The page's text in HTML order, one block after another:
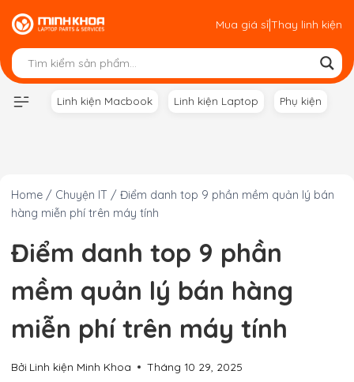
Skip
to
content
Mua giá sỉ|Thay linh kiện
Linh kiện Macbook Linh kiện Laptop Phụ kiện
Home / Chuyện IT / Điểm danh top 9 phần mềm quản lý bán
hàng miễn phí trên máy tính
Điểm danh top 9 phần
mềm quản lý bán hàng
miễn phí trên máy tính
Bởi Linh kiện Minh Khoa Tháng 10 29, 2025